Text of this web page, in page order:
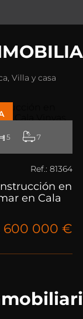
Villa y casa
5 7
Ref.: 81364
en
en Cala
600 000 €